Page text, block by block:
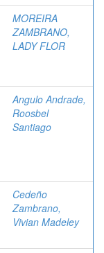
MOREIRA
ZAMBRANO,
LADY FLOR
Angulo Andrade,
Roosbel
Santiago
Cedeño
Zambrano,
Vivian Madeley